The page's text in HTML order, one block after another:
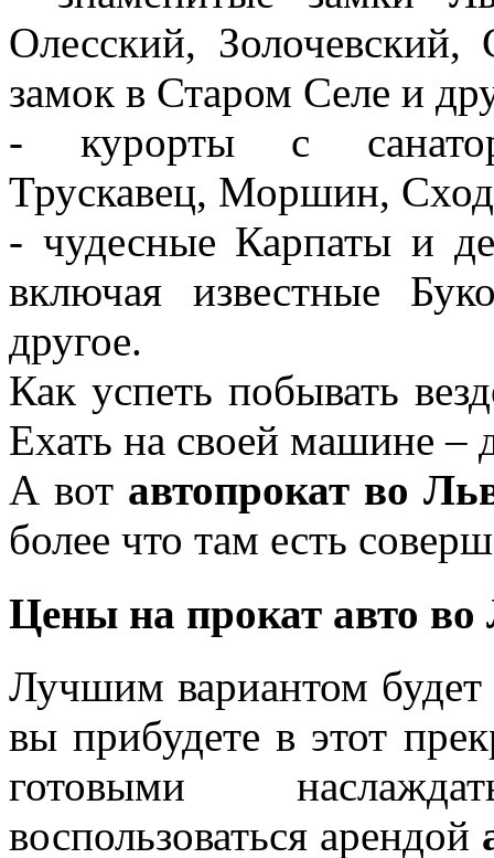
Олесский, Золочевский,
замок в Старом Селе и
- курорты с
Трускавец, Моршин,
- чудесные Карпаты и
включая известные
другое.
Как успеть побывать
Ехать на своей машине –
А вот автопрокат во
более что там есть
Цены на прокат авто во
Лучшим вариантом будет
вы прибудете в этот
готовыми
воспользоваться арендой